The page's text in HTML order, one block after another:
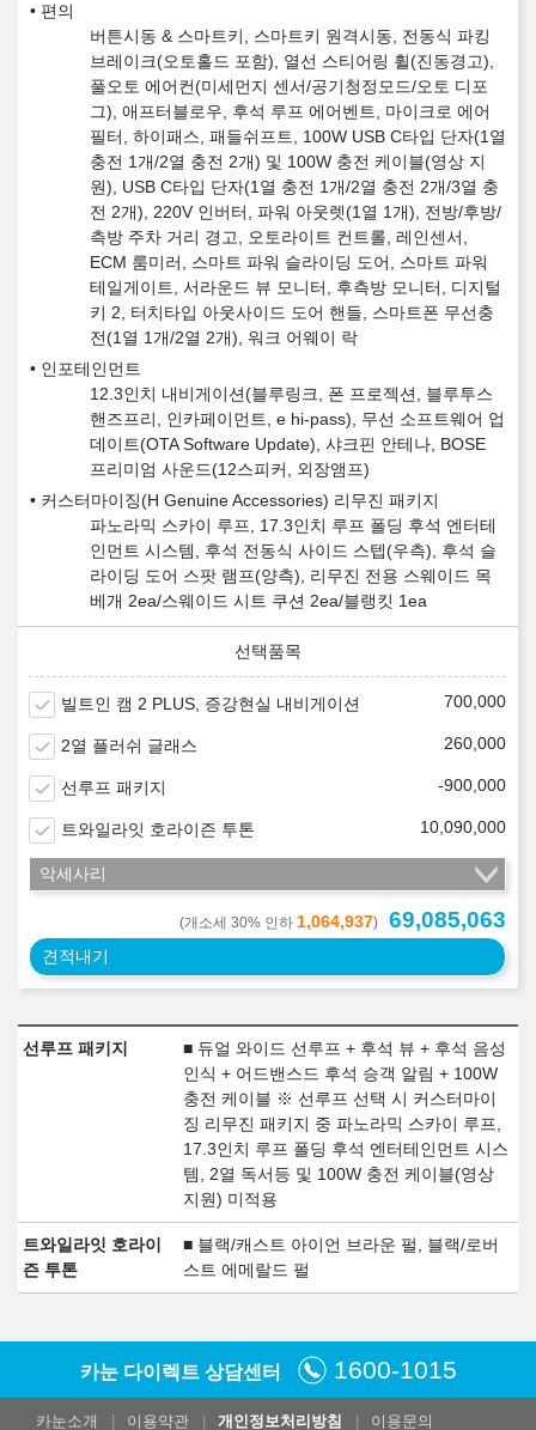
편의
버튼시동 & 스마트키, 스마트키 원격시동, 전동식 파킹
브레이크(오토홀드 포함), 열선 스티어링 휠(진동경고),
풀오토 에어컨(미세먼지 센서/공기청정모드/오토 디포
그), 애프터블로우, 후석 루프 에어벤트, 마이크로 에어
필터, 하이패스, 패들쉬프트, 100W USB C타입 단자(1열
충전 1개/2열 충전 2개) 및 100W 충전 케이블(영상 지
원), USB C타입 단자(1열 충전 1개/2열 충전 2개/3열 충
전 2개), 220V 인버터, 파워 아웃렛(1열 1개), 전방/후방/
측방 주차 거리 경고, 오토라이트 컨트롤, 레인센서,
ECM 룸미러, 스마트 파워 슬라이딩 도어, 스마트 파워
테일게이트, 서라운드 뷰 모니터, 후측방 모니터, 디지털
키 2, 터치타입 아웃사이드 도어 핸들, 스마트폰 무선충
전(1열 1개/2열 2개), 워크 어웨이 락
인포테인먼트
12.3인치 내비게이션(블루링크, 폰 프로젝션, 블루투스
핸즈프리, 인카페이먼트, e hi-pass), 무선 소프트웨어 업
데이트(OTA Software Update), 샤크핀 안테나, BOSE
프리미엄 사운드(12스피커, 외장앰프)
커스터마이징(H Genuine Accessories) 리무진 패키지
파노라믹 스카이 루프, 17.3인치 루프 폴딩 후석 엔터테
인먼트 시스템, 후석 전동식 사이드 스텝(우측), 후석 슬
라이딩 도어 스팟 램프(양측), 리무진 전용 스웨이드 목
베개 2ea/스웨이드 시트 쿠션 2ea/블랭킷 1ea
빌트인 캠 2 PLUS, 증강현실 내비게이션 700,000
2열 플러쉬 글래스 260,000
선루프 패키지 -900,000
트와일라잇 호라이즌 투톤 10,090,000
악세사리
(개소세 30% 인하 1,064,937) 69,085,063
견적내기
선루프 패키지
■ 듀얼 와이드 선루프 + 후석 뷰 + 후석 음성
인식 + 어드밴스드 후석 승객 알림 + 100W
충전 케이블 ※ 선루프 선택 시 커스터마이
징 리무진 패키지 중 파노라믹 스카이 루프,
17.3인치 루프 폴딩 후석 엔터테인먼트 시스
템, 2열 독서등 및 100W 충전 케이블(영상
지원) 미적용
트와일라잇 호라이
즌 투톤
■ 블랙/캐스트 아이언 브라운 펄, 블랙/로버
스트 에메랄드 펄
카눈 다이렉트 상담센터 1600-1015
카눈소개 이용약관 개인정보처리방침 이용문의